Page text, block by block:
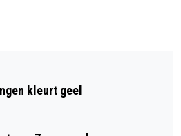
VV DONGEN
IN BEKER
COMPETITIE
kleurt geel